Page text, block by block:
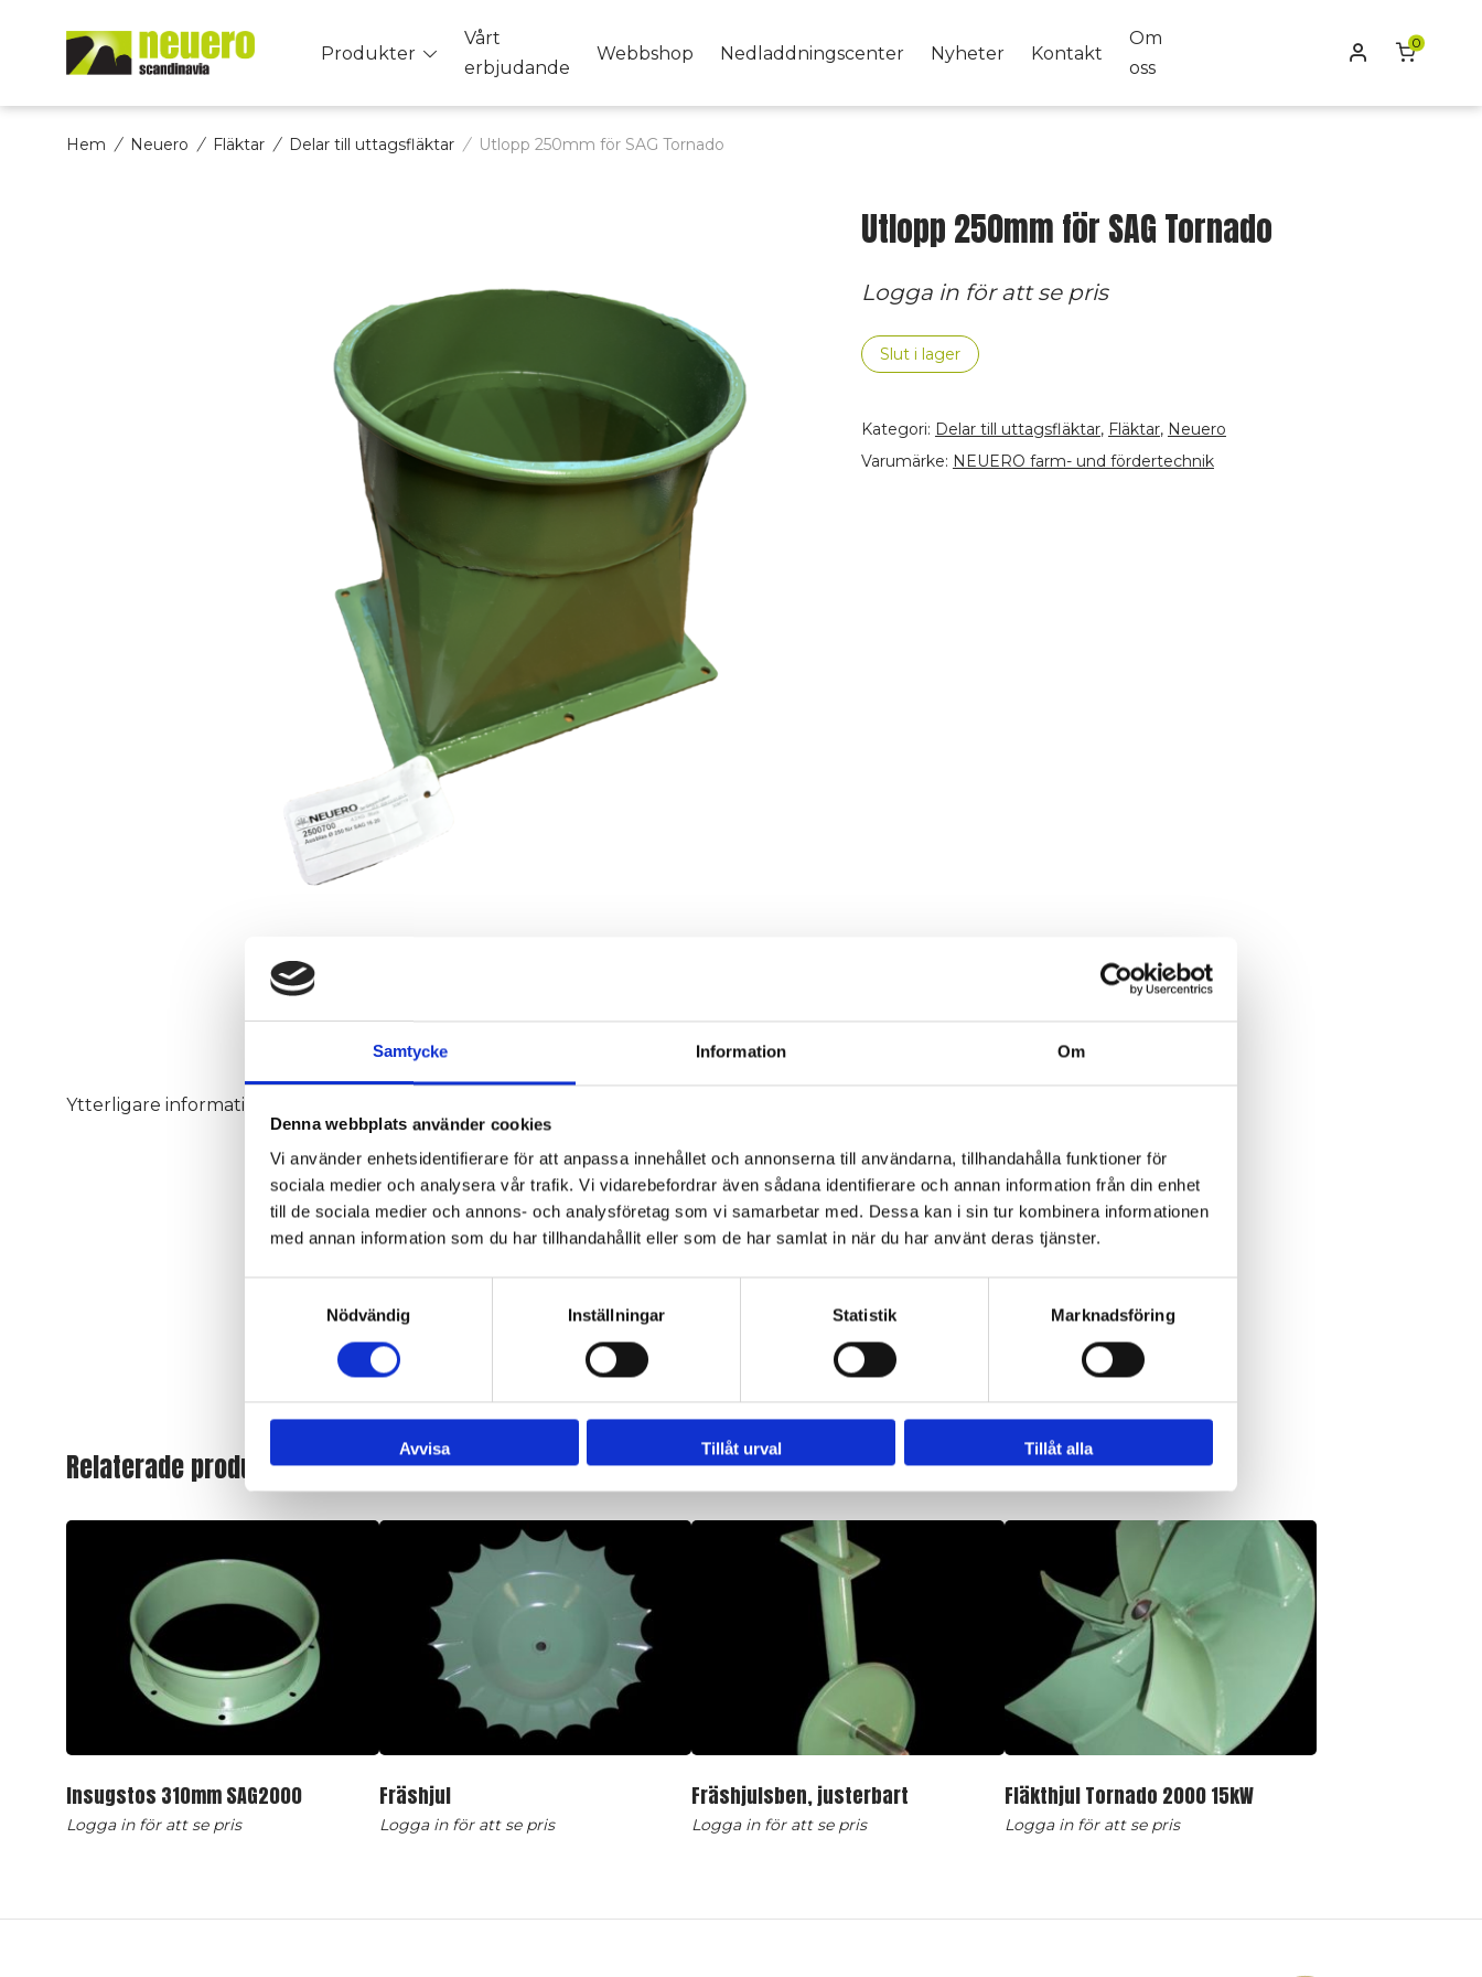
Samtycke Information Om
Denna webbplats använder cookies
Vi använder enhetsidentifierare för att anpassa innehållet och annonserna till användarna, tillhandahålla funktioner för
sociala medier och analysera vår trafik. Vi vidarebefordrar även sådana identifierare och annan information från din enhet
till de sociala medier och annons- och analysföretag som vi samarbetar med. Dessa kan i sin tur kombinera informationen
med annan information som du har tillhandahållit eller som de har samlat in när du har använt deras tjänster.
Nödvändig
Inställningar Statistik Marknadsföring
Avvisa Tillåt urval Tillåt alla
content
Produkter
Toggle
menu
Vårt
erbjudande
Webbshop Nedladdningscenter Nyheter Kontakt
Om
oss
Mitt konto
0
Hem / Neuero / Fläktar / Delar till uttagsfläktar / Utlopp 250mm för SAG Tornado
Utlopp 250mm för SAG Tornado
Logga in för att se pris
Slut i lager
Kategori: Delar till uttagsfläktar, Fläktar, Neuero
Varumärke: NEUERO farm- und fördertechnik
Ytterligare information
med
SAG 16, SAG 18, Tornado 2000
För
Rördiameter
(mm)
Relaterade produkter
Insugstos 310mm SAG2000
Logga in för att se pris
Fräshjul
Logga in för att se pris
Fräshjulsben, justerbart
Logga in för att se pris
Fläkthjul Tornado 2000 15kW
Logga in för att se pris